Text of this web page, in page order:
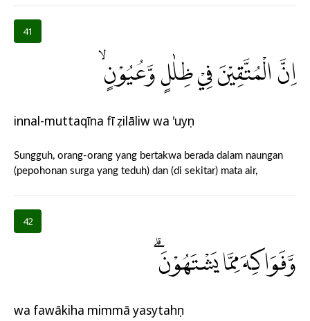
41
اِنَّ الْمُتَّقِيْنَ فِيْ ظِلٰلٍ وَّعُيُوْنٍۙ
innal-muttaqīna fī ẓilāliw wa 'uyụn
Sungguh, orang-orang yang bertakwa berada dalam naungan
(pepohonan surga yang teduh) dan (di sekitar) mata air,
42
وَّفَوَاكِهَ مِمَّا يَشْتَهُوْنَۗ
wa fawākiha mimmā yasytahụn